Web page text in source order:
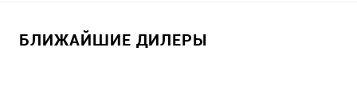
БЛИЖАЙШИЕ ДИЛЕРЫ